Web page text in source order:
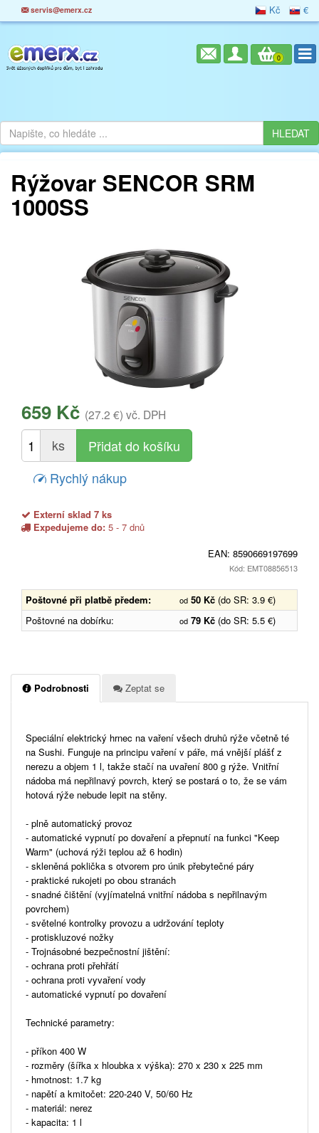
servis@emerx.cz Kč €
0
Rýžovar SENCOR SRM
1000SS
659 Kč (27.2 €) vč. DPH
ks
Rychlý nákup
Externí sklad 7 ks
Expedujeme do: 5 - 7 dnů
EAN: 8590669197699
Kód: EMT08856513
Poštovné při platbě předem: od 50 Kč (do SR: 3.9 €)
Poštovné na dobírku:
od 79 Kč (do SR: 5.5 €)
Podrobnosti Zeptat se
Speciální elektrický hrnec na vaření všech druhů rýže včetně té
na Sushi. Funguje na principu vaření v páře, má vnější plášť z
nerezu a objem 1 l, takže stačí na uvaření 800 g rýže. Vnitřní
nádoba má nepřilnavý povrch, který se postará o to, že se vám
hotová rýže nebude lepit na stěny.
- plně automatický provoz
- automatické vypnutí po dovaření a přepnutí na funkci "Keep
Warm" (uchová rýži teplou až 6 hodin)
- skleněná poklička s otvorem pro únik přebytečné páry
- praktické rukojeti po obou stranách
- snadné čištění (vyjímatelná vnitřní nádoba s nepřilnavým
povrchem)
- světelné kontrolky provozu a udržování teploty
- protiskluzové nožky
- Trojnásobné bezpečnostní jištění:
- ochrana proti přehřátí
- ochrana proti vyvaření vody
- automatické vypnutí po dovaření
Technické parametry:
- příkon 400 W
- rozměry (šířka x hloubka x výška): 270 x 230 x 225 mm
- hmotnost: 1.7 kg
- napětí a kmitočet: 220-240 V, 50/60 Hz
- materiál: nerez
- kapacita: 1 l